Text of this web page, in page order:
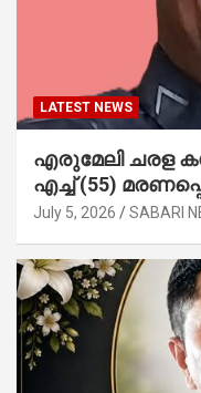
LATEST NEWS
എരുമേലി ചരള
എച്ച് (55)
July 5, 2026 SABARI